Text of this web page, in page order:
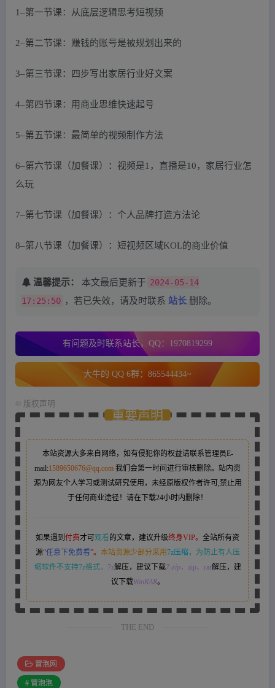
1–第一节课：从底层逻辑思考短视频
2–第二节课：赚钱的账号是被规划出来的
3–第三节课：四步写出家居行业好文案
4–第四节课：用商业思维快速起号
5–第五节课：最简单的视频制作方法
6–第六节课（加餐课）：视频是1，直播是10，家居行业怎
么玩
7–第七节课（加餐课）：个人品牌打造方法论
8–第八节课（加餐课）：短视频区域KOL的商业价值
温馨提示： 本文最后更新于 2024-05-14
17:25:50 ，若已失效，请及时联系 站长 删除。
有问题及时联系站长，QQ：1970819299
大牛的 QQ 6群：865544434~
版权声明
重要声明
本站资源大多来自网络，如有侵犯你的权益请联系管理员E-
mail:1589650676@qq.com 我们会第一时间进行审核删除。站内资
源为网友个人学习或测试研究使用，未经原版权作者许可,禁止用
于任何商业途径！请在下载24小时内删除！
如果遇到 付费才可 观看 的文章，建议升级终身VIP。 全站所有资
源“任意下免费看”。 本站资源少部分采用7z压缩，
为防止有人压
缩软件不支持7z格式，7z解压，建议下载7-zip，zip、rar解压，建
议下载WinRAR。
THE END
冒泡网
# 冒泡泡